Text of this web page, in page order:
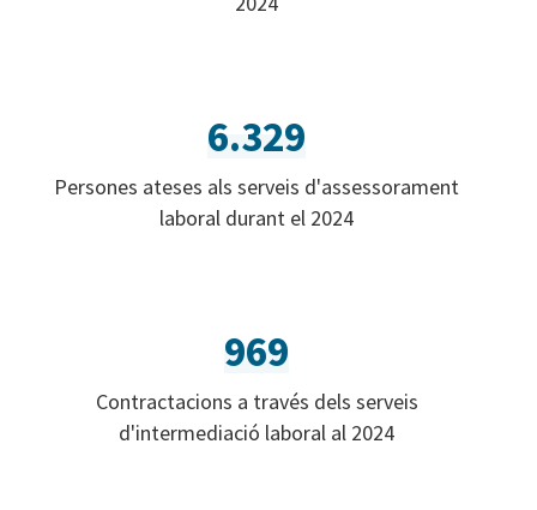
6.329
Persones ateses als serveis d'assessorament
laboral durant el 2024
969
Contractacions a través dels serveis
d'intermediació laboral al 2024